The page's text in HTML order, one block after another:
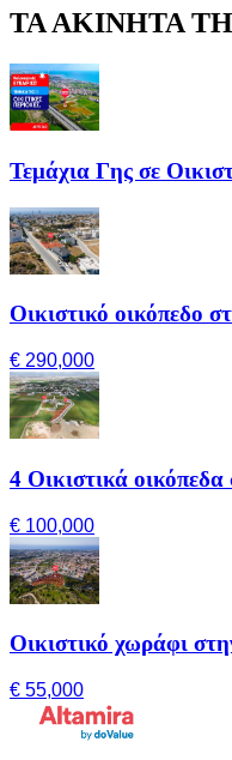
ΤΑ ΑΚΙΝΗΤΑ
Τεμάχια Γης σε
Οικιστικό οικόπεδο
€ 290,000
4 Οικιστικά
€ 100,000
Οικιστικό χωράφι
€ 55,000